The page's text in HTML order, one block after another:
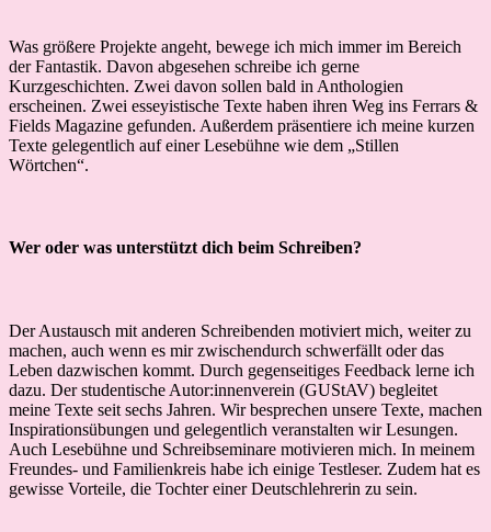
Was größere Projekte angeht, bewege ich mich immer im Bereich
der Fantastik. Davon abgesehen schreibe ich gerne
Kurzgeschichten. Zwei davon sollen bald in Anthologien
erscheinen. Zwei esseyistische Texte haben ihren Weg ins Ferrars &
Fields Magazine gefunden. Außerdem präsentiere ich meine kurzen
Texte gelegentlich auf einer Lesebühne wie dem „Stillen
Wörtchen“.
Wer oder was unterstützt dich beim Schreiben?
Der Austausch mit anderen Schreibenden motiviert mich, weiter zu
machen, auch wenn es mir zwischendurch schwerfällt oder das
Leben dazwischen kommt. Durch gegenseitiges Feedback lerne ich
dazu. Der studentische Autor:innenverein (GUStAV) begleitet
meine Texte seit sechs Jahren. Wir besprechen unsere Texte, machen
Inspirationsübungen und gelegentlich veranstalten wir Lesungen.
Auch Lesebühne und Schreibseminare motivieren mich. In meinem
Freundes- und Familienkreis habe ich einige Testleser. Zudem hat es
gewisse Vorteile, die Tochter einer Deutschlehrerin zu sein.